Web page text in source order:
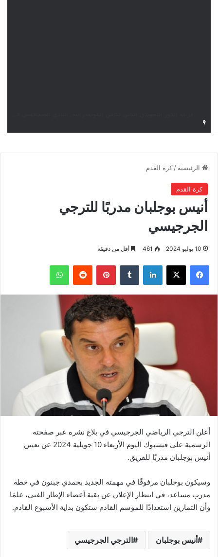
الرئيسية / كرة القدم
كرة القدم
أنيس بوجلبان مدربًا للترجي
الجرجيسي
10 يوليو 2024 461 أقل من دقيقة
فيسبوك ‫X لينكدإن بينتيريست واتساب
أعلن الترجي الرياضي الجرجيسي في بلاغ نشره عبر صفحته
الرسمية على فيسبوك اليوم الأربعاء 10 جويلية 2024 عن تعيين
أنيس بوجلبان مدربًا للفريق.
وسيكون بوجلبان مرفوقًا في مهمته الجديد بحمدي جبنون في خطة
مدرب مساعد، في انتظار الإعلان عن بقية أعضاء الإطار الفني، علمًا
وأن التمارين استعدادًا للموسم القادم ستكون بداية الأسبوع القادم.
أنيس بوجلبان الترجي الجرجيسي